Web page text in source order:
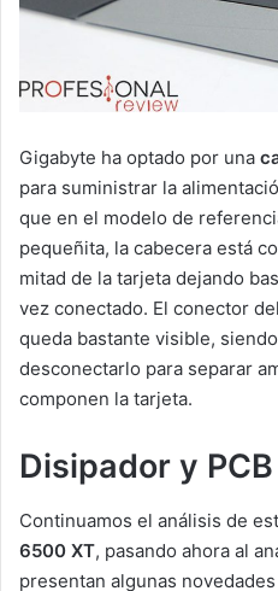
Gigabyte ha optado por una
para suministrar la
que en el modelo de
pequeñita, la cabecera está
mitad de la tarjeta dejando
vez conectado. El conector
queda bastante visible,
desconectarlo para separar
componen la tarjeta.
Disipador y PCB
Continuamos el análisis de
6500 XT, pasando ahora al
presentan algunas